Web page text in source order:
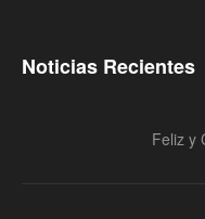
Noticias Recientes
Feliz y